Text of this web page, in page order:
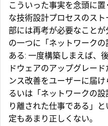
こういった事実を念頭に
な技術設計プロセスのス
部には再考が必要なこと
の一つに「ネットワーク
ある: 一度構築しまえば、
ドウェアのアップグレー
ンス改善をユーザーに届
るいは「ネットワークの
り離された仕事である」
定もあまり正しくない。